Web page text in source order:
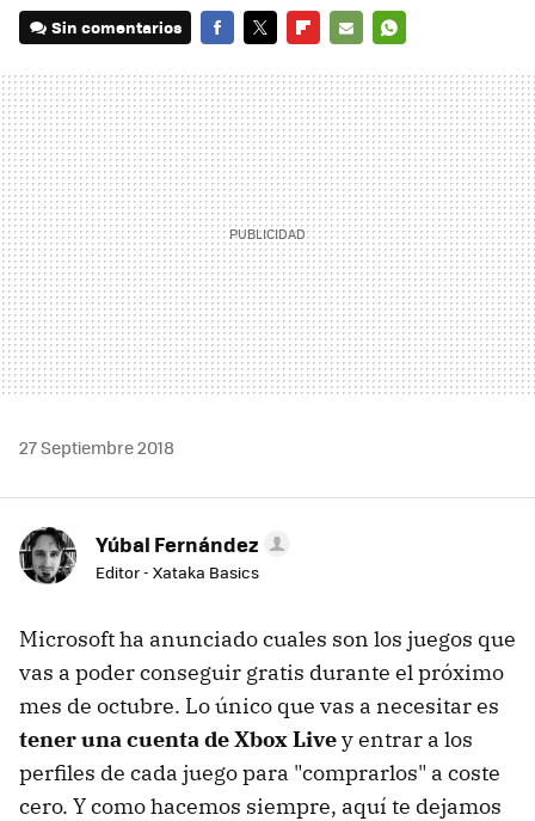
Sin comentarios
MAIL
27 Septiembre 2018
Yúbal Fernández
Editor - Xataka Basics
Microsoft ha anunciado cuales son los juegos que
vas a poder conseguir gratis durante el próximo
mes de octubre. Lo único que vas a necesitar es
tener una cuenta de Xbox Livey entrar a los
perfiles de cada juego para "comprarlos" a coste
cero. Y como hacemos siempre, aquí te dejamos